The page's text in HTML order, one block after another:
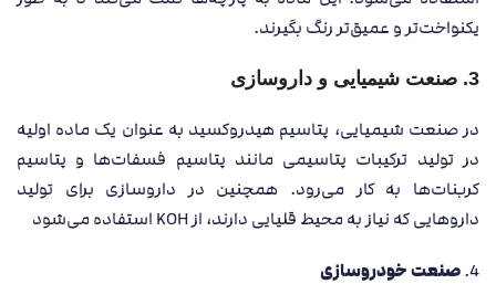
یکنواخت‌تر و عمیق‌تر رنگ بگیرند.
3. صنعت شیمیایی و داروسازی
در صنعت شیمیایی، پتاسیم هیدروکسید به عنوان یک ماده اولیه
در تولید ترکیبات پتاسیمی مانند پتاسیم فسفات‌ها و پتاسیم
کربنات‌ها به کار می‌رود. همچنین در داروسازی برای تولید
داروهایی که نیاز به محیط قلیایی دارند، از KOH استفاده می‌شود
4. صنعت خودروسازی